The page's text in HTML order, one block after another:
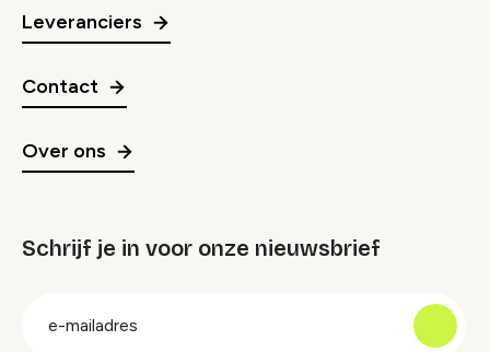
Leveranciers
Contact
Over ons
Schrijf je in voor onze nieuwsbrief